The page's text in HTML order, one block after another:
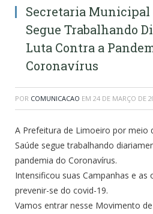
Secretaria Municipal
Segue Trabalhando
Luta Contra a
Coronavírus
POR COMUNICACAO EM 24 DE MARÇO DE
A Prefeitura de Limoeiro por meio
Saúde segue trabalhando
pandemia do Coronavírus.
Intensificou suas Campanhas e
prevenir-se do covid-19.
Vamos entrar nesse Movimento